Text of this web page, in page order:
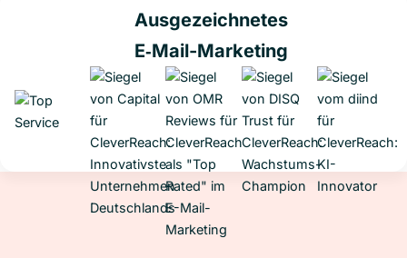
Ausgezeichnetes
E‑Mail-Marketing